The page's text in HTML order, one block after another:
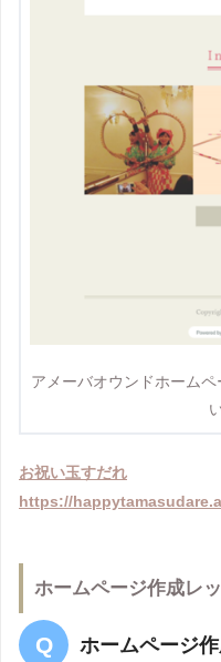
アメーバオウンドホーム
お祝い玉すだれ
https://
ホームページ作成レ
ホームページ